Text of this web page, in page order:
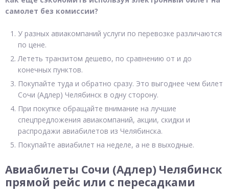
самолет без комиссии?
У разных авиакомпаний услуги по перевозке различаются
по цене.
Лететь транзитом дешево, по сравнению от и до
конечных пунктов.
Покупайте туда и обратно сразу. Это выгоднее чем билет
Сочи (Адлер) Челябинск в одну сторону.
При покупке обращайте внимание на лучшие
спецпредложения авиакомпаний, акции, скидки и
распродажи авиабилетов из Челябинска.
Покупайте авиабилет на неделе, а не в выходные.
Авиабилеты Сочи (Адлер) Челябинск
прямой рейс или с пересадками